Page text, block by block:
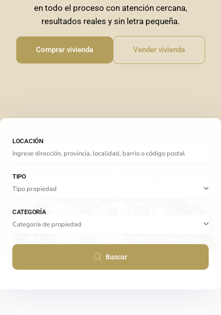
en todo el proceso con atención cercana,
resultados reales y sin letra pequeña.
Comprar vivienda Vender vivienda
LOCACIÓN
TIPO
Tipo propiedad
CATEGORÍA
Categoría de propiedad
Buscar